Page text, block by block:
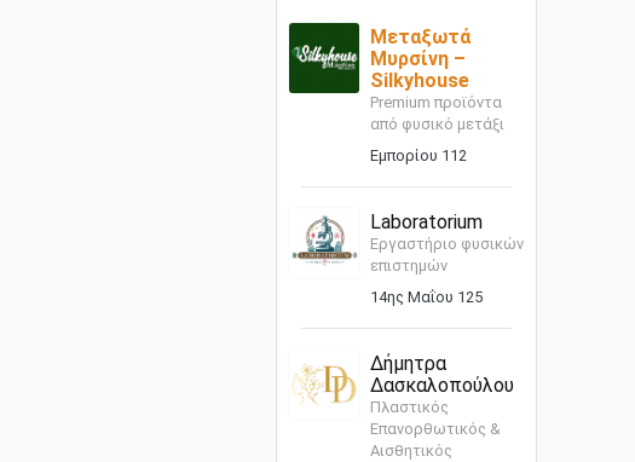
Μεταξωτά
Μυρσίνη –
Silkyhouse
Premium προϊόντα
από φυσικό μετάξι
Εμπορίου 112
Laboratorium
Εργαστήριο φυσικών
επιστημών
14ης Μαΐου 125
Δήμητρα
Δασκαλοπούλου
Πλαστικός
Επανορθωτικός &
Αισθητικός